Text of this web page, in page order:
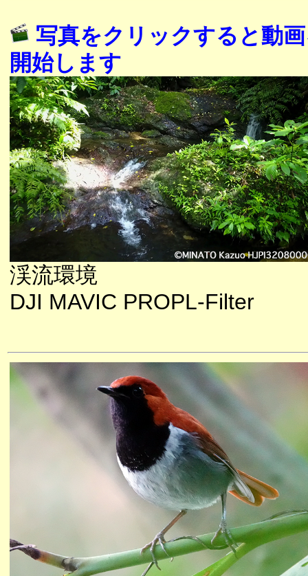
写真をクリックすると動
開始します
渓流環境
DJI MAVIC PROPL-Filter